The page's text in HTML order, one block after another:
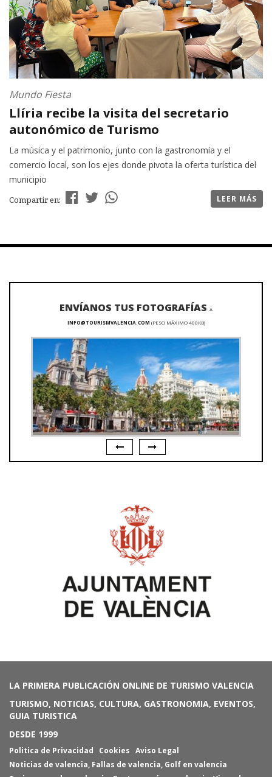
Mundo Fiesta
Llíria recibe la visita del secretario
autonómico de Turismo
La música y el patrimonio, junto con la gastronomía y el
comercio local, son los ejes donde pivota la oferta turística del
municipio
Compartir en: LEER MÁS
ENVÍANOS TUS FOTOGRAFÍAS A
INFO@TOURISMVALENCIA.COM (PESO MÁXIMO 400KB)
LA PRIMERA PUBLICACIÓN ONLINE DE TURISMO VALENCIA
TURISMO, NOTICIAS, CULTURA, GASTRONOMIA, EVENTOS,
GUIA TURISTICA
DESDE 1999
Politica de Privacidad Cookies Aviso Legal
Noticias de valencia, Fallas de valencia, Golf en valencia